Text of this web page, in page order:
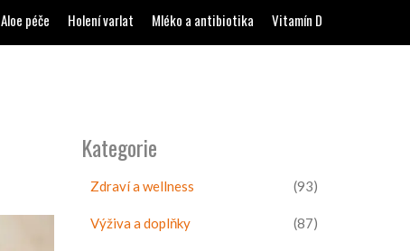
Aloe péče Holení varlat Mléko a antibiotika Vitamín D
Kategorie
Zdraví a wellness (93)
Výživa a doplňky (87)